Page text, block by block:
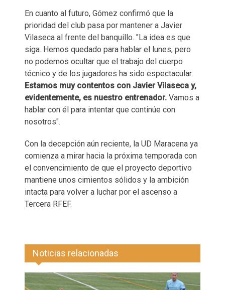
En cuanto al futuro, Gómez confirmó que la
prioridad del club pasa por mantener a Javier
Vilaseca al frente del banquillo. "La idea es que
siga. Hemos quedado para hablar el lunes, pero
no podemos ocultar que el trabajo del cuerpo
técnico y de los jugadores ha sido espectacular.
Estamos muy contentos con Javier Vilaseca y,
evidentemente, es nuestro entrenador. Vamos a
hablar con él para intentar que continúe con
nosotros".
Con la decepción aún reciente, la UD Maracena ya
comienza a mirar hacia la próxima temporada con
el convencimiento de que el proyecto deportivo
mantiene unos cimientos sólidos y la ambición
intacta para volver a luchar por el ascenso a
Tercera RFEF.
Noticias relacionadas